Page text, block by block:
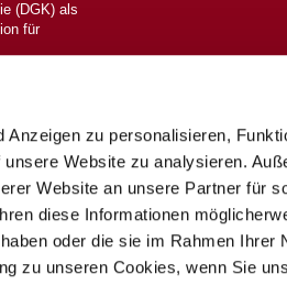
zu personalisieren,
Website zu analysieren.
Website an unsere Partner für
diese Informationen
oder die sie im Rahmen Ihrer
zu unseren Cookies, wenn Sie
(DGK) als
für